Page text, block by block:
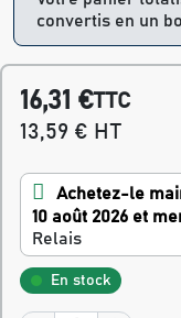
convertis en un
16,31 €TTC
13,59 € HT
Achetez-le
10 août 2026 et
Relais
En stock